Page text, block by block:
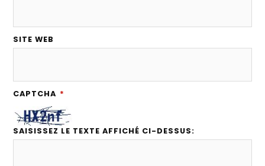
SITE WEB
CAPTCHA *
SAISISSEZ LE TEXTE AFFICHÉ CI-DESSUS: